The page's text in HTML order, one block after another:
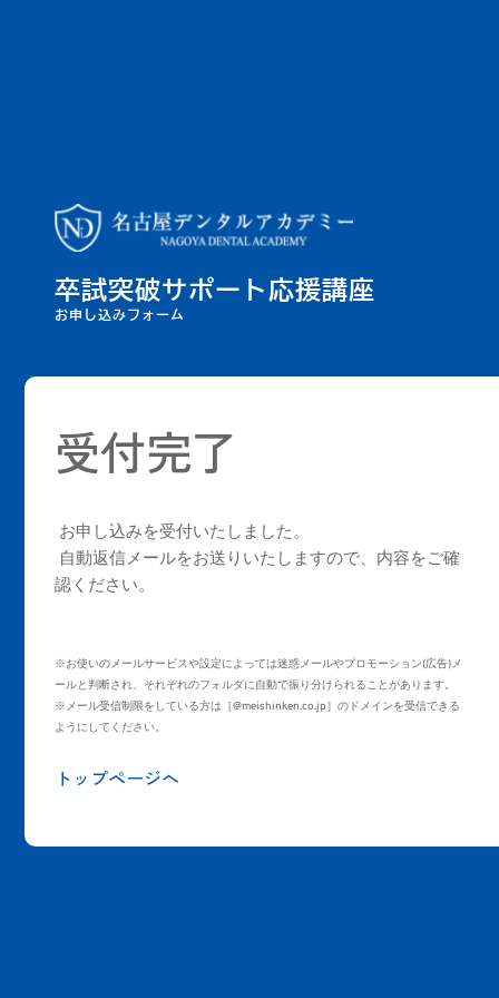
卒試突破サポート応援講座
お申し込みフォーム
受付完了
お申し込みを受付いたしました。
認ください。
※お使いのメールサービスや設定によっては迷惑メールやプロモーション(広告)メ
ールと判断され、それぞれのフォルダに自動で振り分けられることがあります。
※メール受信制限をしている方は［@meishinken.co.jp］のドメインを受信できる
ようにしてください。
トップページへ